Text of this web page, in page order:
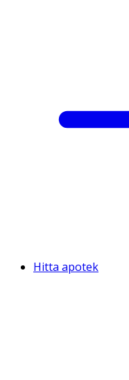
Hitta apotek